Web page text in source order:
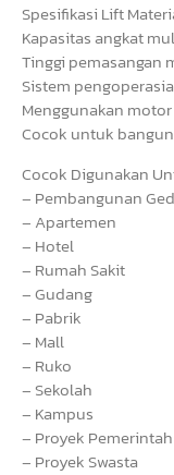
Spesifikasi Lift
Kapasitas angkat
Tinggi pemasangan
Sistem
Menggunakan
Cocok untuk
Cocok Digunakan
– Pembangunan
– Apartemen
– Hotel
– Rumah Sakit
– Gudang
– Pabrik
– Mall
– Ruko
– Sekolah
– Kampus
– Proyek Pemerintah
– Proyek Swasta